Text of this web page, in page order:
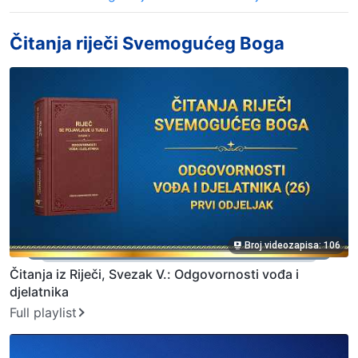
Čitanja riječi Svemogućeg Boga
Broj videozapisa: 106
Čitanja iz Riječi, Svezak V.: Odgovornosti vođa i
djelatnika
Full playlist